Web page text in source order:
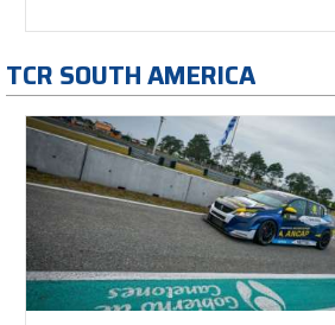
TCR SOUTH AMERICA